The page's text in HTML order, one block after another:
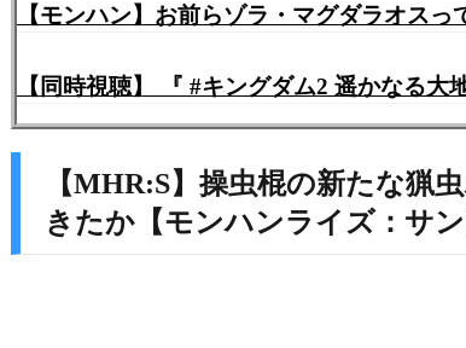
【モンハン】お前らゾラ・マグダラオスっ
【同時視聴】 『 #キングダム2 遥かなる
【MHR:S】操虫棍の新たな
きたか【モンハンライズ：サン